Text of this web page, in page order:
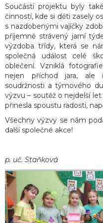
Součástí projektu byly
činností, kde si děti zasely
s nazdobenými vajíčky
příjemně strávený jarní
výzdoba třídy, která se
společná událost celé
oblečení. Vzniklá
nejen příchod jara, ale
soudržnosti a týmového
výzvu – soutěž o nejdelší
přinesla spoustu radosti,
Všechny výzvy se nám
další společné akce!
p. uč. Staňková